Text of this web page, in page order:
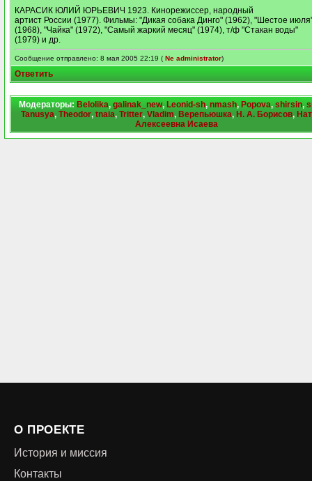
КАРАСИК ЮЛИЙ ЮРЬЕВИЧ 1923. Кинорежиссер, народный
артист России (1977). Фильмы: "Дикая собака Динго" (1962), "Шестое
(1968), "Чайка" (1972), "Самый жаркий месяц" (1974), т/ф "Стакан воды"
(1979) и др.
Сообщение отправлено: 8 мая 2005 22:19 ( Ne administrator)
Ответить
Модераторы: Belolika, galinak_new, Leonid-sh, nmash, Popova, shirsin,
Tanusya, Theodor, tnaia, Tritter, Vladim, Верепьюшка, Н. А. Борисов,
Алексеевна Исаева
О ПРОЕКТЕ
История и миссия
Контакты